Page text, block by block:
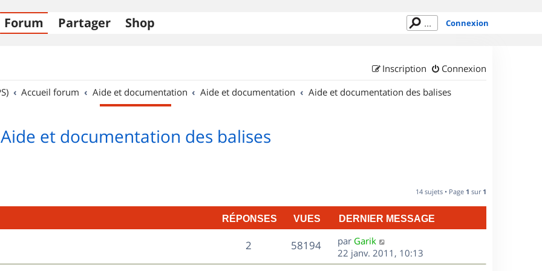
Forum Partager Shop Connexion
Connexion
Inscription
Accueil forum Aide et documentation Aide et documentation Aide et documentation des balises
Aide et documentation des balises
14 sujets • Page 1 sur 1
RÉPONSES VUES DERNIER MESSAGE
2R
é
58194V
u
D
e
r
par Garik
22 janv. 2011, 10:13